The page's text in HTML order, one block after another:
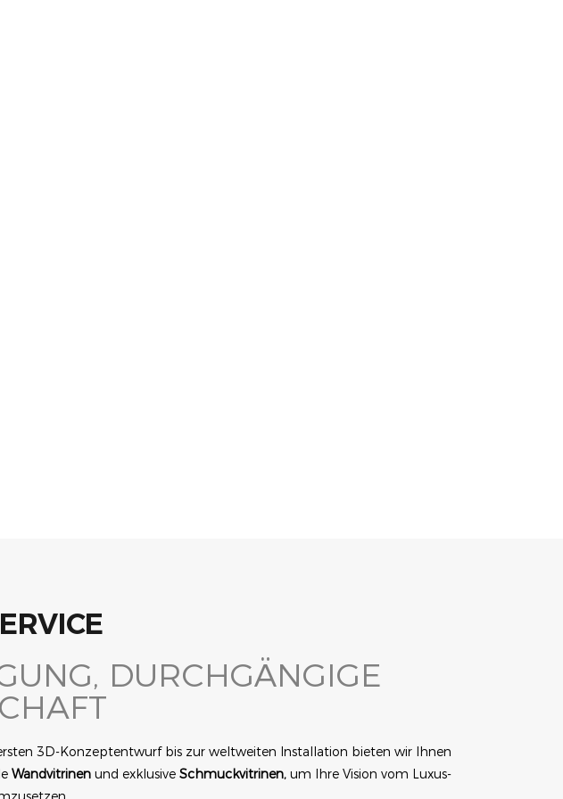
DURCHGÄNGIGE
3D-Konzeptentwurf bis zur weltweiten Installation bieten wir Ihnen
Wandvitrinen und exklusive Schmuckvitrinen, um Ihre Vision vom Luxus-